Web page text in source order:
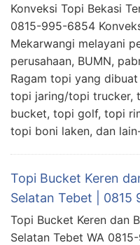
Konveksi Topi Bekasi
0815-995-6854
Mekarwangi melayani
perusahaan, BUMN,
Ragam topi yang
topi jaring/topi trucker,
bucket, topi golf, topi
topi boni laken, dan
Topi Bucket Keren
Selatan Tebet | 0815
Topi Bucket Keren dan
Selatan Tebet WA